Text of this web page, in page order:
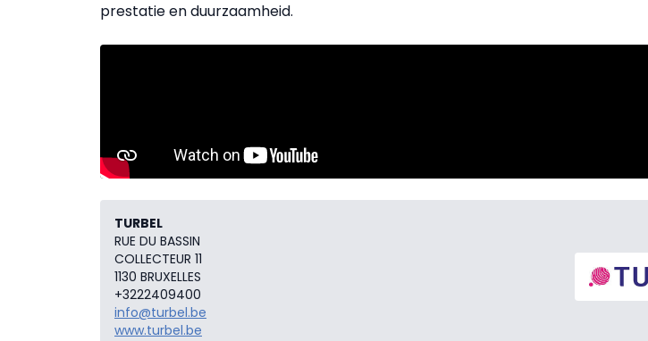
prestatie en duurzaamheid.
TURBEL
RUE DU BASSIN
COLLECTEUR 11
1130 BRUXELLES
+3222409400
info@turbel.be
www.turbel.be